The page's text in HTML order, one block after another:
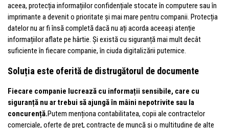
aceea, protecția informațiilor confidențiale stocate în computere sau în
imprimante a devenit o prioritate și mai mare pentru companii. Protecția
datelor nu ar fi însă completă dacă nu ați acorda aceeași atenție
informațiilor aflate pe hârtie. Și există cu siguranță mai mult decât
suficiente în fiecare companie, în ciuda digitalizării puternice.
Soluția este oferită de distrugătorul de documente
Fiecare companie lucrează cu informații sensibile, care cu
siguranță nu ar trebui să ajungă în mâini nepotrivite sau la
concurență.Putem menționa contabilitatea, copii ale contractelor
comerciale, oferte de preț, contracte de muncă și o multitudine de alte